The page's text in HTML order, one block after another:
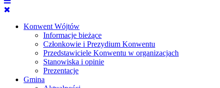
Konwent Wójtów
Informacje bieżące
Członkowie i Prezydium Konwentu
Przedstawiciele Konwentu w organizacjach
Stanowiska i opinie
Prezentacje
Gmina